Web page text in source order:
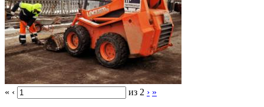
« ‹ из 2 › »